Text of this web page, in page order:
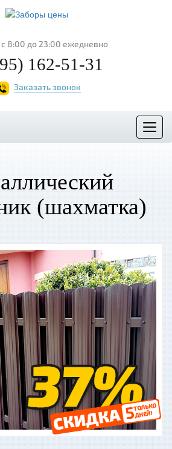
с 8:00 до 23:00 ежедневно
162-51-31
Заказать звонок
Меню
(шахматка)